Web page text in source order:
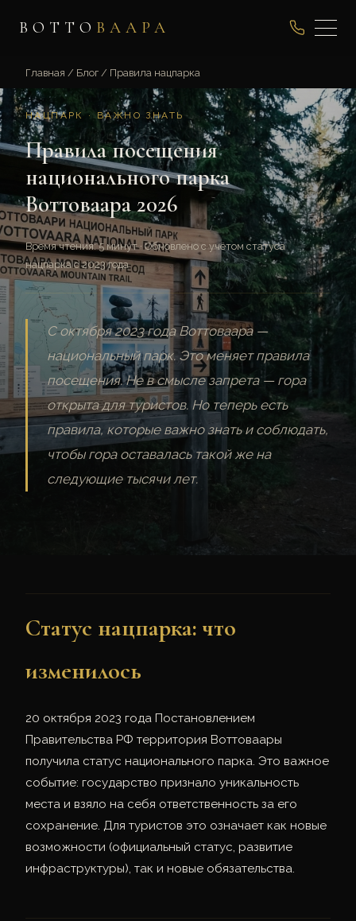
ВОТТО ВААРА
Главная / Блог / Правила нацпарка
НАЦПАРК · ВАЖНО ЗНАТЬ
Правила посещения
национального парка
Воттоваара 2026
Время чтения: 5 минут · Обновлено с учётом статуса
нацпарка с 2023 года
С октября 2023 года Воттоваара —
национальный парк. Это меняет правила
посещения. Не в смысле запрета — гора
открыта для туристов. Но теперь есть
правила, которые важно знать и соблюдать,
чтобы гора оставалась такой же на
следующие тысячи лет.
Статус нацпарка: что
изменилось
20 октября 2023 года Постановлением
Правительства РФ территория Воттоваары
получила статус национального парка. Это важное
событие: государство признало уникальность
места и взяло на себя ответственность за его
сохранение. Для туристов это означает как новые
возможности (официальный статус, развитие
инфраструктуры), так и новые обязательства.